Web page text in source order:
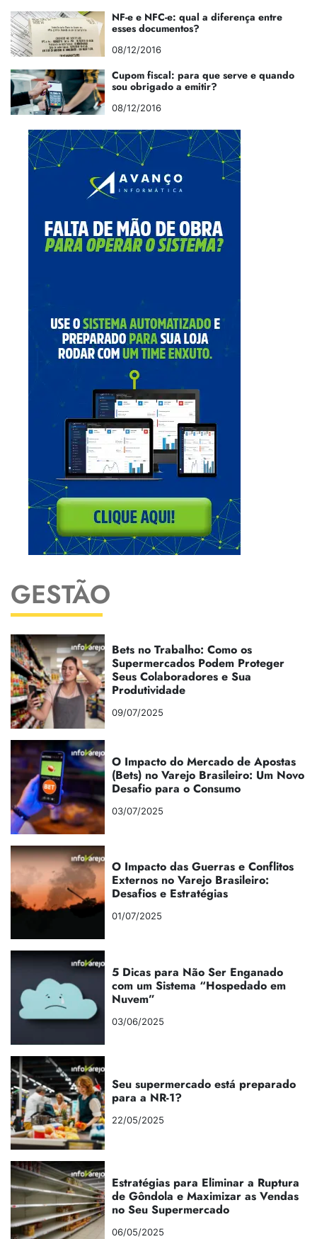
NF-e e NFC-e: qual a diferença entre
esses documentos?
08/12/2016
Cupom fiscal: para que serve e quando
sou obrigado a emitir?
08/12/2016
GESTÃO
Bets no Trabalho: Como os
Supermercados Podem Proteger
Seus Colaboradores e Sua
Produtividade
09/07/2025
O Impacto do Mercado de Apostas
(Bets) no Varejo Brasileiro: Um Novo
Desafio para o Consumo
03/07/2025
O Impacto das Guerras e Conflitos
Externos no Varejo Brasileiro:
Desafios e Estratégias
01/07/2025
5 Dicas para Não Ser Enganado
com um Sistema “Hospedado em
Nuvem”
03/06/2025
Seu supermercado está preparado
para a NR-1?
22/05/2025
Estratégias para Eliminar a Ruptura
de Gôndola e Maximizar as Vendas
no Seu Supermercado
06/05/2025